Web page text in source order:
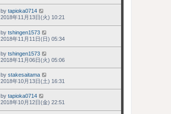
by tapioka0714
2018年11月13日(火) 10:21
by tshingen1573
2018年11月11日(日) 05:34
by tshingen1573
2018年11月06日(火) 05:06
by stakesaitama
2018年10月13日(土) 16:31
by tapioka0714
2018年10月12日(金) 22:51